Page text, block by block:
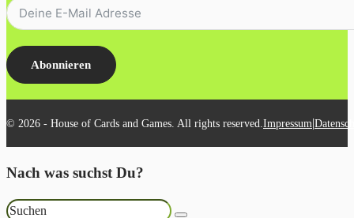
Abonnieren
© 2026 - House of Cards and Games. All rights reserved. Impressum|
Nach was suchst Du?
Suchen